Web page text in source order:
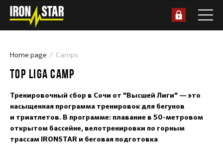
Home page Camps
TOP LIGA CAMP
Тренировочный сбор в Сочи от "Высшей Лиги" — это
насыщенная программа тренировок для бегунов
и триатлетов. В программе: плавание в 50-метровом
открытом бассейне, велотренировки по горным
трассам IRONSTAR и беговая подготовка